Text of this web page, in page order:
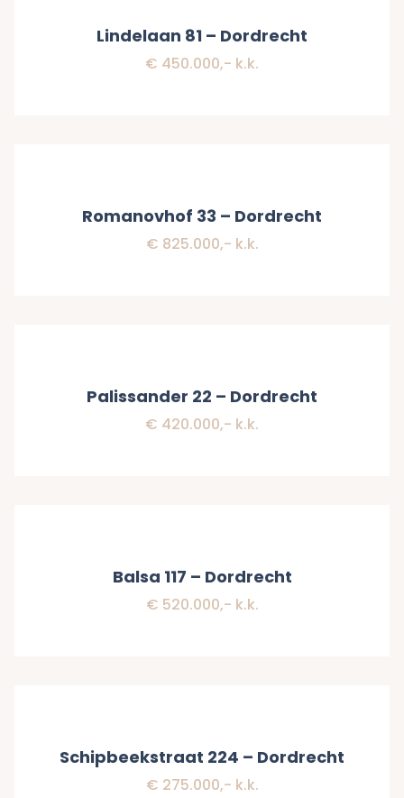
Lindelaan 81 – Dordrecht
€ 450.000,- k.k.
Romanovhof 33 – Dordrecht
€ 825.000,- k.k.
Palissander 22 – Dordrecht
€ 420.000,- k.k.
Balsa 117 – Dordrecht
€ 520.000,- k.k.
Schipbeekstraat 224 – Dordrecht
€ 275.000,- k.k.